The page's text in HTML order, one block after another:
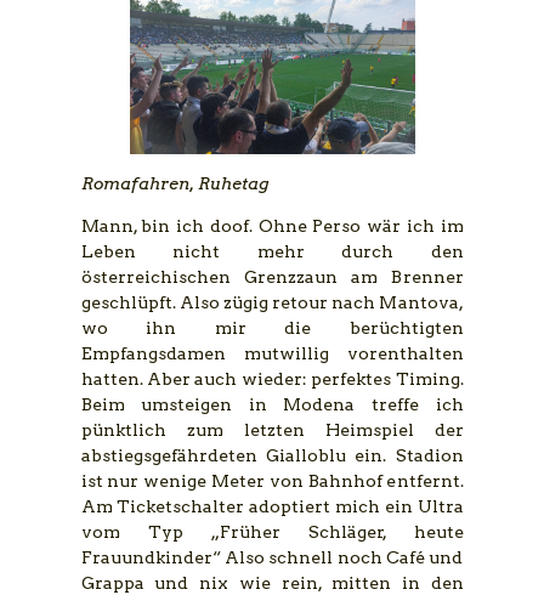
Romafahren, Ruhetag
Mann, bin ich doof. Ohne Perso wär ich im
Leben nicht mehr durch den
österreichischen Grenzzaun am Brenner
geschlüpft. Also zügig retour nach Mantova,
wo ihn mir die berüchtigten
Empfangsdamen mutwillig vorenthalten
hatten. Aber auch wieder: perfektes Timing.
Beim umsteigen in Modena treffe ich
pünktlich zum letzten Heimspiel der
abstiegsgefährdeten Gialloblu ein. Stadion
ist nur wenige Meter von Bahnhof entfernt.
Am Ticketschalter adoptiert mich ein Ultra
vom Typ „Früher Schläger, heute
Frauundkinder“ Also schnell noch Café und
Grappa und nix wie rein, mitten in den